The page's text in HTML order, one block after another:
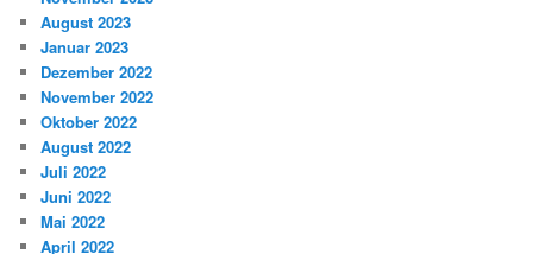
August 2023
Januar 2023
Dezember 2022
November 2022
Oktober 2022
August 2022
Juli 2022
Juni 2022
Mai 2022
April 2022